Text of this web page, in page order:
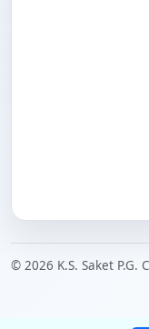
© 2026 K.S. Saket P.G.